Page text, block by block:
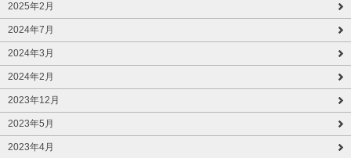
2025年2月
2024年7月
2024年3月
2024年2月
2023年12月
2023年5月
2023年4月